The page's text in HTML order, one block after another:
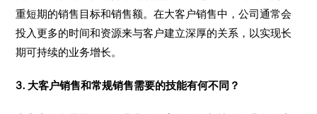
重短期的销售目标和销售额。在大客户销售中，公司通常会
投入更多的时间和资源来与客户建立深厚的关系，以实现长
期可持续的业务增长。
3. 大客户销售和常规销售需要的技能有何不同？